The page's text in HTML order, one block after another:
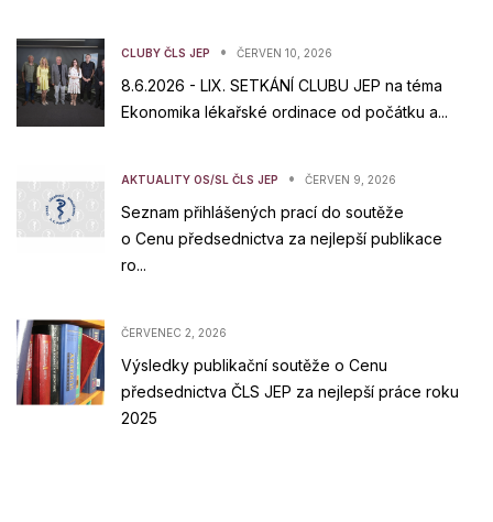
CLUBY ČLS JEP • ČERVEN 10, 2026
8.6.2026 - LIX. SETKÁNÍ CLUBU JEP na téma
Ekonomika lékařské ordinace od počátku a...
AKTUALITY OS/SL ČLS JEP • ČERVEN 9, 2026
Seznam přihlášených prací do soutěže
o Cenu předsednictva za nejlepší publikace
ro...
ČERVENEC 2, 2026
Výsledky publikační soutěže o Cenu
předsednictva ČLS JEP za nejlepší práce roku
2025